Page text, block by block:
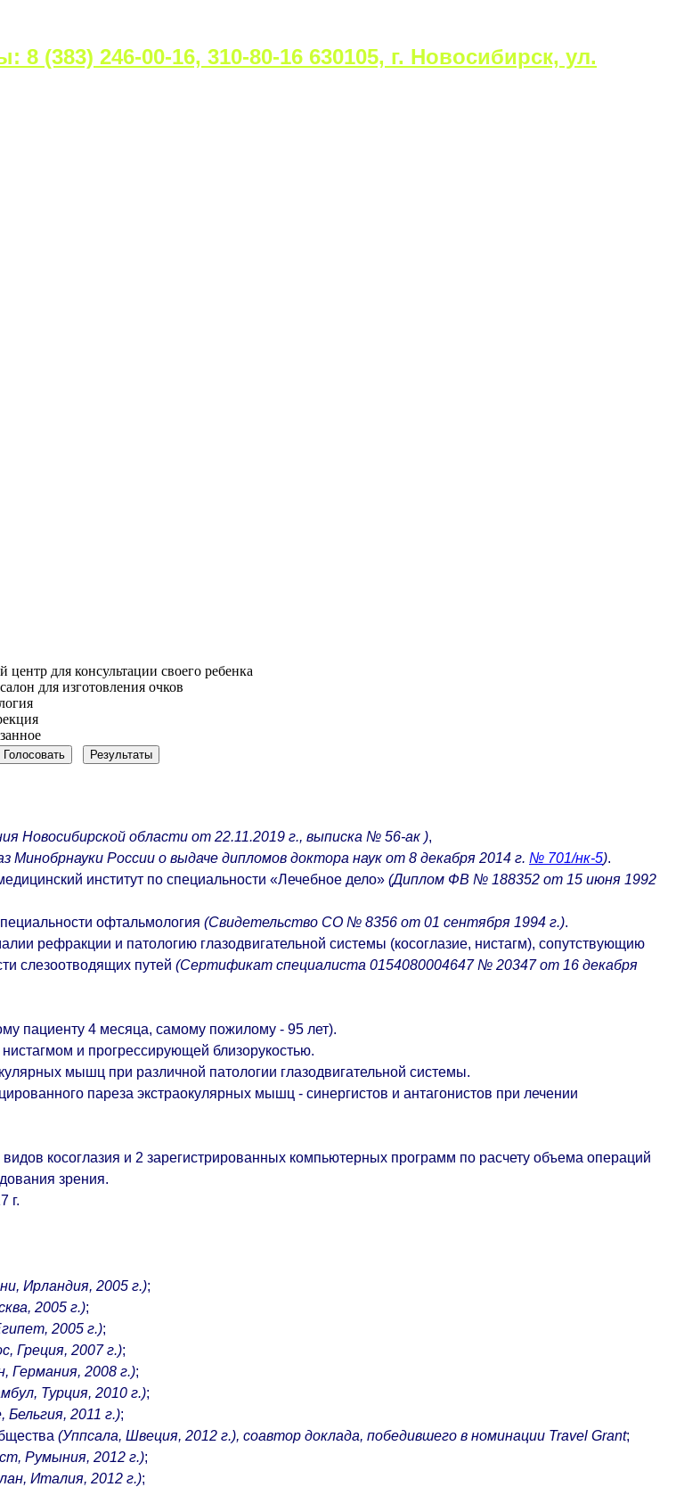
246-00-16, 310-80-16 630105, г. Новосибирск, ул.
для консультации своего ребенка
для изготовления очков
Новосибирской области от 22.11.2019 г., выписка № 56-ак ),
России о выдаче дипломов доктора наук от 8 декабря 2014 г. № 701/нк-5).
институт по специальности «Лечебное дело» (Диплом ФВ № 188352 от 15 июня 1992
офтальмология (Свидетельство СО № 8356 от 01 сентября 1994 г.).
рефракции и патологию глазодвигательной системы (косоглазие, нистагм), сопутствующию
слезоотводящих путей (Сертификат специалиста 0154080004647 № 20347 от 16 декабря
пациенту 4 месяца, самому пожилому - 95 лет).
и прогрессирующей близорукостью.
мышц при различной патологии глазодвигательной системы.
пареза экстраокулярных мышц - синергистов и антагонистов при лечении
косоглазия и 2 зарегистрированных компьютерных программ по расчету объема операций
зрения.
г.
Ирландия, 2005 г.);
2005 г.);
2005 г.);
Греция, 2007 г.);
Германия, 2008 г.);
Турция, 2010 г.);
Бельгия, 2011 г.);
(Уппсала, Швеция, 2012 г.), соавтор доклада, победившего в номинации Travel Grant;
Румыния, 2012 г.);
Италия, 2012 г.);